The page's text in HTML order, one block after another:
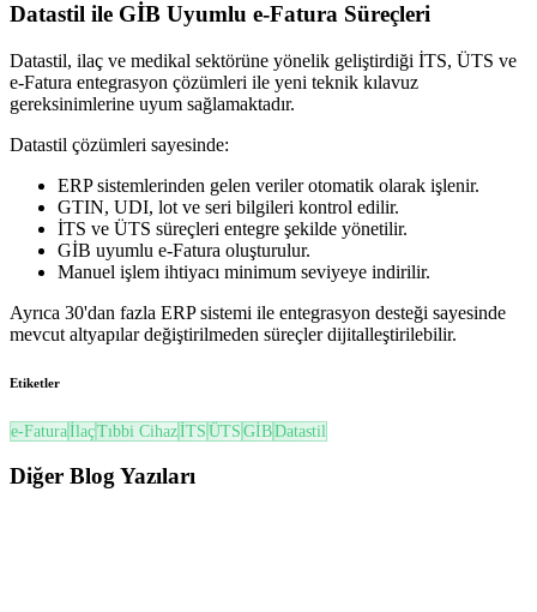
Datastil ile GİB Uyumlu e-Fatura Süreçleri
Datastil, ilaç ve medikal sektörüne yönelik geliştirdiği İTS, ÜTS ve
e-Fatura entegrasyon çözümleri ile yeni teknik kılavuz
gereksinimlerine uyum sağlamaktadır.
Datastil çözümleri sayesinde:
ERP sistemlerinden gelen veriler otomatik olarak işlenir.
GTIN, UDI, lot ve seri bilgileri kontrol edilir.
İTS ve ÜTS süreçleri entegre şekilde yönetilir.
GİB uyumlu e-Fatura oluşturulur.
Manuel işlem ihtiyacı minimum seviyeye indirilir.
Ayrıca 30'dan fazla ERP sistemi ile entegrasyon desteği sayesinde
mevcut altyapılar değiştirilmeden süreçler dijitalleştirilebilir.
Etiketler
e-FaturaİlaçTıbbi CihazİTS ÜTS GİBDatastil
Diğer Blog Yazıları